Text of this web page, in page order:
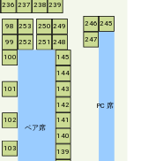
ペア席
PC 席
98
99
100
101
102
103 139
140
141
142
143
144
145
236 237 238 239
245
246
247
248
249
250
251
252
253